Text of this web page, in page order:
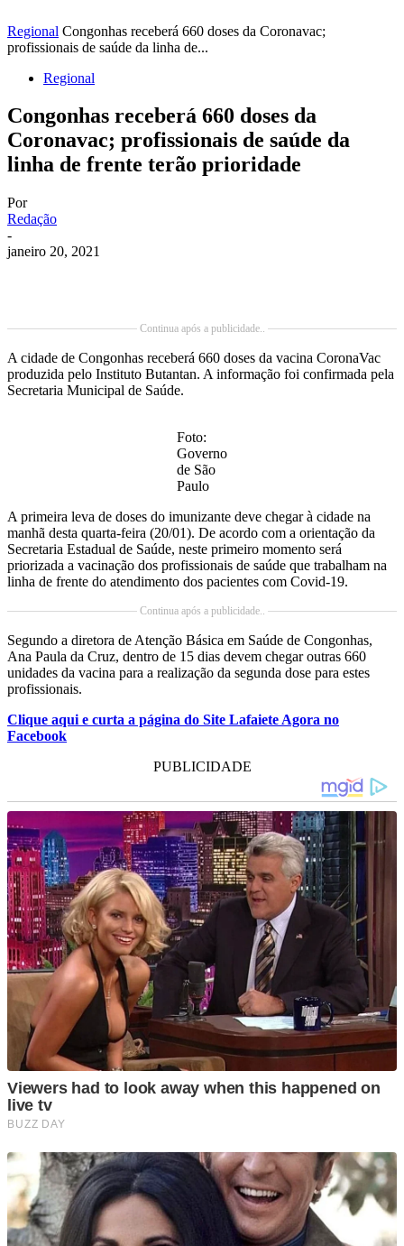
Regional Congonhas receberá 660 doses da Coronavac;
profissionais de saúde da linha de...
Regional
Congonhas receberá 660 doses da
Coronavac; profissionais de saúde da
linha de frente terão prioridade
Por
Redação
-
janeiro 20, 2021
Continua após a publicidade..
A cidade de Congonhas receberá 660 doses da vacina CoronaVac
produzida pelo Instituto Butantan. A informação foi confirmada pela
Secretaria Municipal de Saúde.
Foto:
Governo
de São
Paulo
A primeira leva de doses do imunizante deve chegar à cidade na
manhã desta quarta-feira (20/01). De acordo com a orientação da
Secretaria Estadual de Saúde, neste primeiro momento será
priorizada a vacinação dos profissionais de saúde que trabalham na
linha de frente do atendimento dos pacientes com Covid-19.
Continua após a publicidade..
Segundo a diretora de Atenção Básica em Saúde de Congonhas,
Ana Paula da Cruz, dentro de 15 dias devem chegar outras 660
unidades da vacina para a realização da segunda dose para estes
profissionais.
Clique aqui e curta a página do Site Lafaiete Agora no
Facebook
PUBLICIDADE